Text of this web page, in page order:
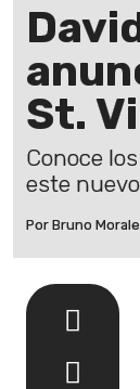
St.
Conoce
este
Por Bruno